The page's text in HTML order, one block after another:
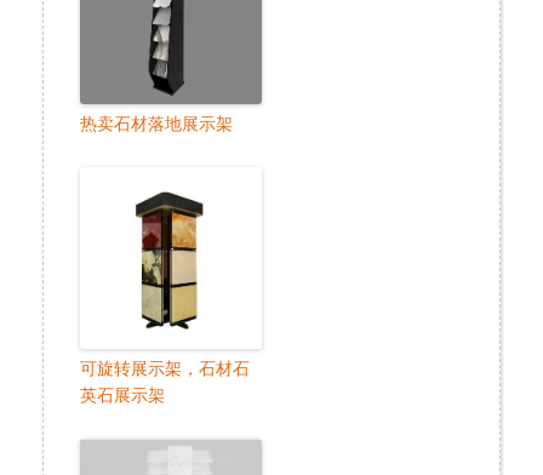
热卖石材落地展示架
可旋转展示架，石材石
英石展示架